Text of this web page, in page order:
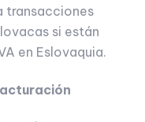
transacciones
si están
en Eslovaquia.